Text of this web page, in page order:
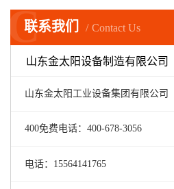
联系我们 Contact Us
C
山东金太阳设备制造有限公司
山东金太阳工业设备集团有限公司
400免费电话：400-678-3056
电话：15564141765